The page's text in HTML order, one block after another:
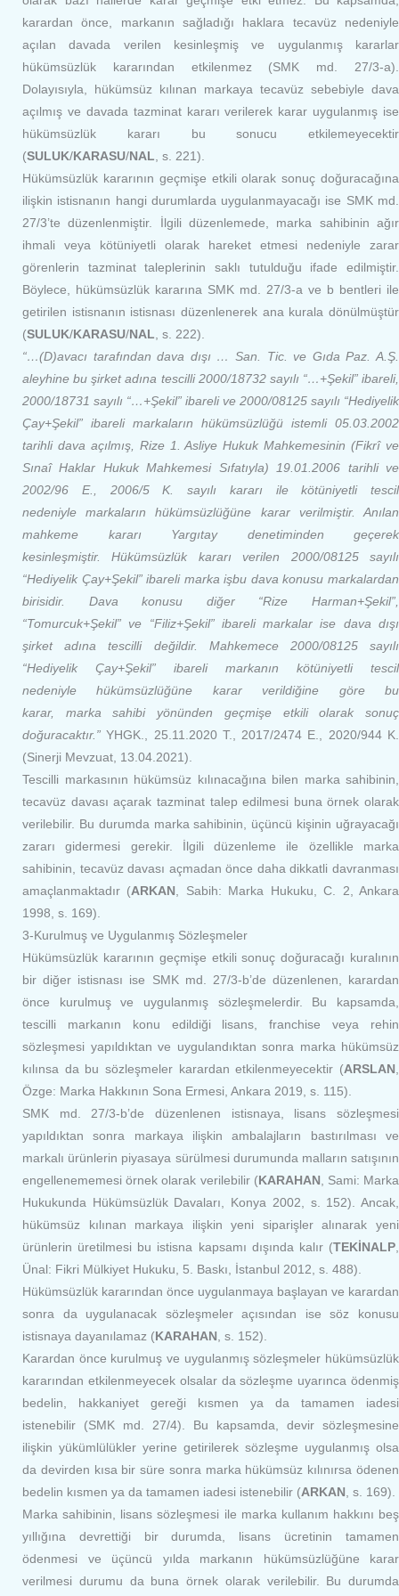
karardan önce, markanın sağladığı haklara tecavüz nedeniyle
açılan davada verilen kesinleşmiş ve uygulanmış kararlar
hükümsüzlük kararından etkilenmez (SMK md. 27/3-a).
Dolayısıyla, hükümsüz kılınan markaya tecavüz sebebiyle dava
açılmış ve davada tazminat kararı verilerek karar uygulanmış ise
hükümsüzlük kararı bu sonucu etkilemeyecektir
(SULUK/ KARASU/NAL, s. 221).
Hükümsüzlük kararının geçmişe etkili olarak sonuç doğuracağına
ilişkin istisnanın hangi durumlarda uygulanmayacağı ise SMK md.
27/3’te düzenlenmiştir. İlgili düzenlemede, marka sahibinin ağır
ihmali veya kötüniyetli olarak hareket etmesi nedeniyle zarar
görenlerin tazminat taleplerinin saklı tutulduğu ifade edilmiştir.
Böylece, hükümsüzlük kararına SMK md. 27/3-a ve b bentleri ile
getirilen istisnanın istisnası düzenlenerek ana kurala dönülmüştür
(SULUK/ KARASU/NAL, s. 222).
“…(D)avacı tarafından dava dışı … San. Tic. ve Gıda Paz. A.Ş.
aleyhine bu şirket adına tescilli 2000/18732 sayılı “…+Şekil” ibareli,
2000/18731 sayılı “…+Şekil” ibareli ve 2000/08125 sayılı “Hediyelik
Çay+Şekil” ibareli markaların hükümsüzlüğü istemli 05.03.2002
tarihli dava açılmış, Rize 1. Asliye Hukuk Mahkemesinin (Fikrî ve
Sınaî Haklar Hukuk Mahkemesi Sıfatıyla) 19.01.2006 tarihli ve
2002/96 E., 2006/5 K. sayılı kararı ile kötüniyetli tescil
nedeniyle markaların hükümsüzlüğüne karar verilmiştir. Anılan
mahkeme kararı Yargıtay denetiminden geçerek
kesinleşmiştir. Hükümsüzlük kararı verilen 2000/08125 sayılı
“Hediyelik Çay+Şekil” ibareli marka işbu dava konusu markalardan
birisidir. Dava konusu diğer “Rize Harman+Şekil”,
“Tomurcuk+Şekil” ve “Filiz+Şekil” ibareli markalar ise dava dışı
şirket adına tescilli değildir. Mahkemece 2000/08125 sayılı
“Hediyelik Çay+Şekil” ibareli markanın kötüniyetli tescil
nedeniyle hükümsüzlüğüne karar verildiğine göre bu
karar, marka sahibi yönünden geçmişe etkili olarak sonuç
doğuracaktır.”YHGK., 25.11.2020 T., 2017/2474 E., 2020/944 K.
(Sinerji Mevzuat, 13.04.2021).
Tescilli markasının hükümsüz kılınacağına bilen marka sahibinin,
tecavüz davası açarak tazminat talep edilmesi buna örnek olarak
verilebilir. Bu durumda marka sahibinin, üçüncü kişinin uğrayacağı
zararı gidermesi gerekir. İlgili düzenleme ile özellikle marka
sahibinin, tecavüz davası açmadan önce daha dikkatli davranması
amaçlanmaktadır (ARKAN , Sabih: Marka Hukuku, C. 2, Ankara
1998, s. 169).
3-Kurulmuş ve Uygulanmış Sözleşmeler
Hükümsüzlük kararının geçmişe etkili sonuç doğuracağı kuralının
bir diğer istisnası ise SMK md. 27/3-b’de düzenlenen, karardan
önce kurulmuş ve uygulanmış sözleşmelerdir. Bu kapsamda,
tescilli markanın konu edildiği lisans, franchise veya rehin
sözleşmesi yapıldıktan ve uygulandıktan sonra marka hükümsüz
kılınsa da bu sözleşmeler karardan etkilenmeyecektir (ARSLAN ,
Özge: Marka Hakkının Sona Ermesi, Ankara 2019, s. 115).
SMK md. 27/3-b’de düzenlenen istisnaya, lisans sözleşmesi
yapıldıktan sonra markaya ilişkin ambalajların bastırılması ve
markalı ürünlerin piyasaya sürülmesi durumunda malların satışının
engellenememesi örnek olarak verilebilir (KARAHAN , Sami: Marka
Hukukunda Hükümsüzlük Davaları, Konya 2002, s. 152). Ancak,
hükümsüz kılınan markaya ilişkin yeni siparişler alınarak yeni
ürünlerin üretilmesi bu istisna kapsamı dışında kalır (TEKİNALP,
Ünal: Fikri Mülkiyet Hukuku, 5. Baskı, İstanbul 2012, s. 488).
Hükümsüzlük kararından önce uygulanmaya başlayan ve karardan
sonra da uygulanacak sözleşmeler açısından ise söz konusu
istisnaya dayanılamaz ( KARAHAN , s. 152).
Karardan önce kurulmuş ve uygulanmış sözleşmeler hükümsüzlük
kararından etkilenmeyecek olsalar da sözleşme uyarınca ödenmiş
bedelin, hakkaniyet gereği kısmen ya da tamamen iadesi
istenebilir (SMK md. 27/4). Bu kapsamda, devir sözleşmesine
ilişkin yükümlülükler yerine getirilerek sözleşme uygulanmış olsa
da devirden kısa bir süre sonra marka hükümsüz kılınırsa ödenen
bedelin kısmen ya da tamamen iadesi istenebilir (ARKAN , s. 169).
Marka sahibinin, lisans sözleşmesi ile marka kullanım hakkını beş
yıllığına devrettiği bir durumda, lisans ücretinin tamamen
ödenmesi ve üçüncü yılda markanın hükümsüzlüğüne karar
verilmesi durumu da buna örnek olarak verilebilir. Bu durumda